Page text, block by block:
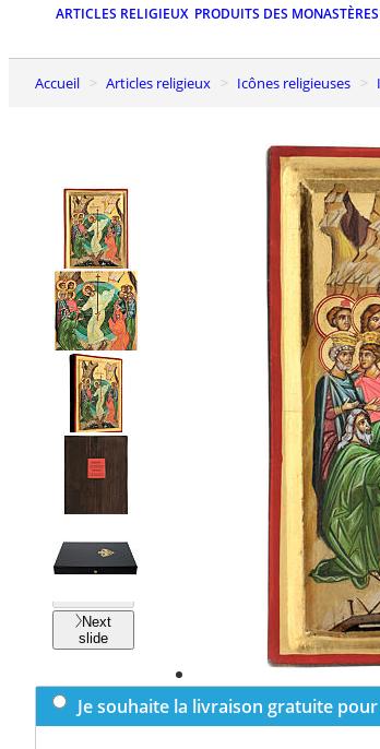
ARTICLES RELIGIEUX PRODUITS DES MONASTÈRES
Accueil Articles religieux Icônes religieuses
Next
slide
Je souhaite la livraison gratuite